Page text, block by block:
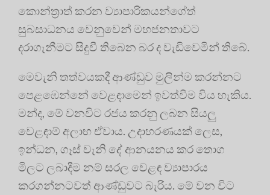
කොන්ත්‍රාත් කරන ව්‍යාපාරිකයන්ගේත්
සුබසාධනය වෙනුවෙන් මහජනතාවට
දරාගැනීමට සිදුවී තිබෙන බර ද වැඩිවෙමින් තිබේ.
මෙවැනි තත්වයකදී ආණ්ඩුව මුලින්ම කරන්නට
පෙළඹෙන්නේ වෙළඳාමෙන් ඉවත්වීම විය හැකිය.
මන්ද, මේ වනවිට රජය කරනු ලබන සියලු
වෙළඳාම් අලාභ ඒවාය. උදාහරණයක් ලෙස,
ඉන්ධන, ගෑස් වැනි දේ ආනයනය කර තොග
මිලට ලබාදීම නම් සරල වෙළඳ ව්‍යාපාරය
කරගන්නටවත් ආණ්ඩුවට බැරිය. මේ වන විට